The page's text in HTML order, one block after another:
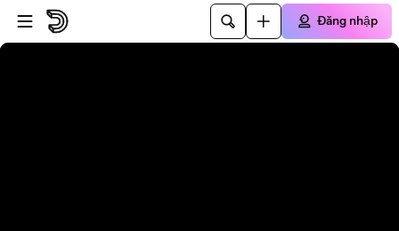
Đi đến trình phát
Đi đến nội dung chính
Đăng nhập